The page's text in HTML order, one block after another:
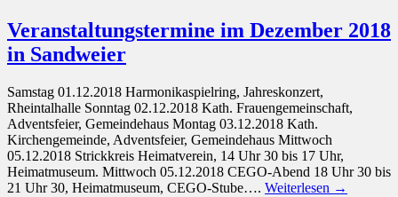
Veranstaltungstermine im Dezember 2018
in Sandweier
Samstag 01.12.2018 Harmonikaspielring, Jahreskonzert,
Rheintalhalle Sonntag 02.12.2018 Kath. Frauengemeinschaft,
Adventsfeier, Gemeindehaus Montag 03.12.2018 Kath.
Kirchengemeinde, Adventsfeier, Gemeindehaus Mittwoch
05.12.2018 Strickkreis Heimatverein, 14 Uhr 30 bis 17 Uhr,
Heimatmuseum. Mittwoch 05.12.2018 CEGO-Abend 18 Uhr 30 bis
21 Uhr 30, Heimatmuseum, CEGO-Stube…. Weiterlesen →